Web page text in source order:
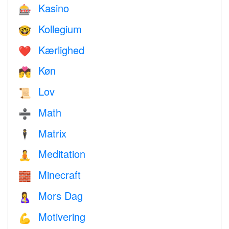
🎰 Kasino
🤓 Kollegium
❤️️ Kærlighed
💏 Køn
📜 Lov
➗ Math
🕴️ Matrix
🧘 Meditation
🧱 Minecraft
🤱 Mors Dag
💪 Motivering